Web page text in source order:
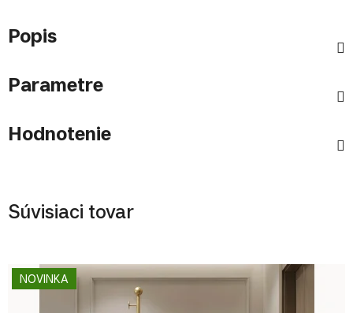
Popis
Parametre
Hodnotenie
Súvisiaci tovar
NOVINKA